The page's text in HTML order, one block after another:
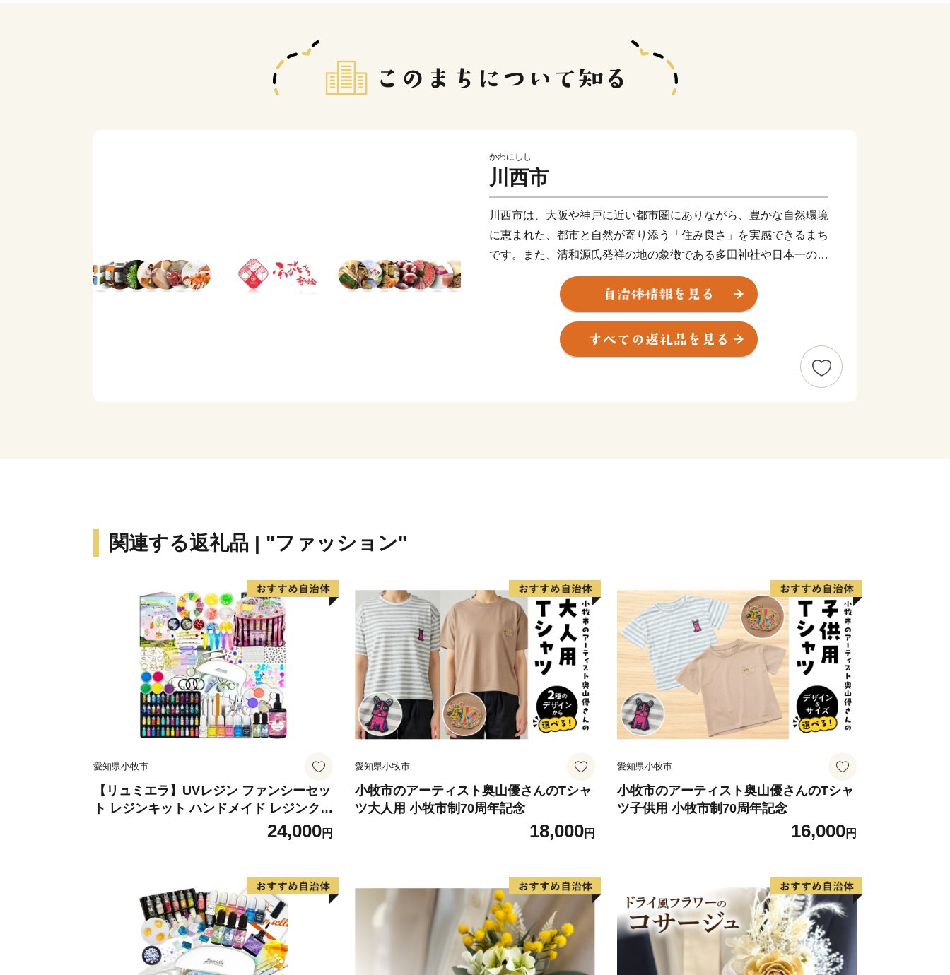
かわにしし
川西市
川西市は、大阪や神戸に近い都市圏にありながら、豊かな自然環境
に恵まれた、都市と自然が寄り添う「住み良さ」を実感できるまち
です。また、清和源氏発祥の地の象徴である多田神社や日本一の里
山と称される黒川地区、商業施設でにぎわう中心市街地など、様々
な表情を携えたまちであり、新名神高速道路・川西インターチェン
ジ開通を機に、より川西市に訪れやすくなりました。
川西市は昭和29年8月1日、川西町、多田村、東谷村が合併し、人
口33,741人の市として誕生しました。兵庫県の南東部に位置し、
ることのできるまちです。
【返礼品の発送について】
・返礼品の発送には、お振込みからおよそ一か月かかります。
・返礼品の在庫状況によっては、納期まで一か月以上かかる場合が
ございます。
・5千円以上の寄付をいただいた方に返礼品をお贈りします。
・寄付の回数制限はありません。
・返礼品をお贈りするのは市外住民に限ります。
・返礼品の発送先は日本国内に限ります。
関連する返礼品 | "ファッション"
愛知県小牧市
【リュミエラ】UVレジン ファンシーセッ
ト レジンキット ハンドメイド レジンクラ
フト アクセサリーキット 手作り セット
24,000円
愛知県小牧市
小牧市のアーティスト奥山優さんのTシャ
ツ大人用 小牧市制70周年記念
18,000円
愛知県小牧市
小牧市のアーティスト奥山優さんのTシャ
ツ子供用 小牧市制70周年記念
16,000円